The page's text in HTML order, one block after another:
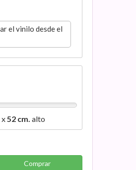
el vinilo desde el
x52 cm. alto
Comprar